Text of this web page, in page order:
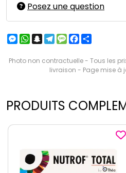
Posez une question
Messenger
WhatsApp
Snapchat
Telegram
MessageFacebook
Photo non contractuelle - Tous les
livraison - Page mise à
PRODUITS